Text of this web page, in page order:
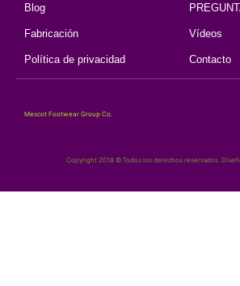
Blog
Fabricación
Política de privacidad
Vídeos
Contacto
Mescot Footwear Group Co.
Copyright 2018 © Todos los derechos reservados.